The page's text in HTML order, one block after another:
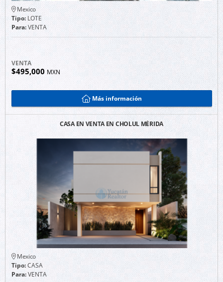
Mexico
Tipo:LOTE
Para:VENTA
VENTA
$495,000 MXN
Más información
CASA EN VENTA EN CHOLUL MÉRIDA
Mexico
Tipo:CASA
Para:VENTA